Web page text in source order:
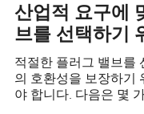
산업적 요구에
브를 선택하기
적절한 플러그 밸브를
의 호환성을 보장하기
야 합니다. 다음은 몇